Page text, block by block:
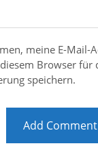
meine E-Mail-
Browser für
speichern.